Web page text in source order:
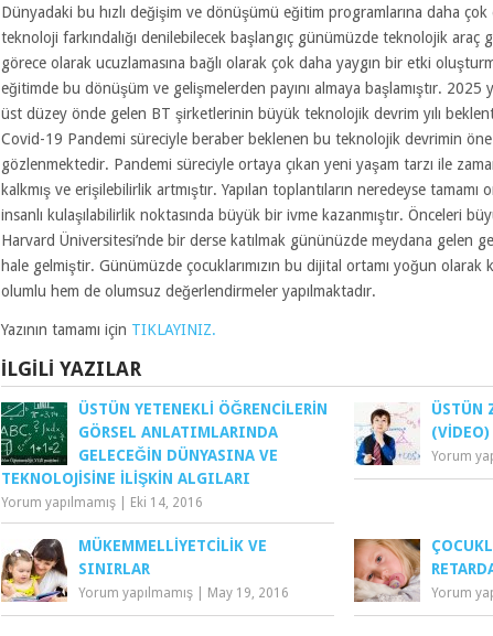
Dünyadaki bu hızlı değişim ve dönüşümü eğitim programlarına daha
teknoloji farkındalığı denilebilecek başlangıç günümüzde teknolojik araç
görece olarak ucuzlamasına bağlı olarak çok daha yaygın bir etki
eğitimde bu dönüşüm ve gelişmelerden payını almaya başlamıştır. 2025
üst düzey önde gelen BT şirketlerinin büyük teknolojik devrim yılı
Covid-19 Pandemi süreciyle beraber beklenen bu teknolojik devrimin
gözlenmektedir. Pandemi süreciyle ortaya çıkan yeni yaşam tarzı ile
kalkmış ve erişilebilirlik artmıştır. Yapılan toplantıların neredeyse tamamı
insanlı kulaşılabilirlik noktasında büyük bir ivme kazanmıştır. Önceleri
Harvard Üniversitesi’nde bir derse katılmak gününüzde meydana gelen
hale gelmiştir. Günümüzde çocuklarımızın bu dijital ortamı yoğun olarak
olumlu hem de olumsuz değerlendirmeler yapılmaktadır.
Yazının tamamı için TIKLAYINIZ.
İLGILI YAZILAR
ÜSTÜN YETENEKLI ÖĞRENCILERIN
GÖRSEL ANLATIMLARINDA
GELECEĞIN DÜNYASINA VE
TEKNOLOJISINE İLIŞKIN ALGILARI
Yorum yapılmamış Eki 14, 2016
ÜSTÜN
(VIDEO)
Yorum
MÜKEMMELLIYETCILIK VE
SINIRLAR
Yorum yapılmamış May 19, 2016 Yorum